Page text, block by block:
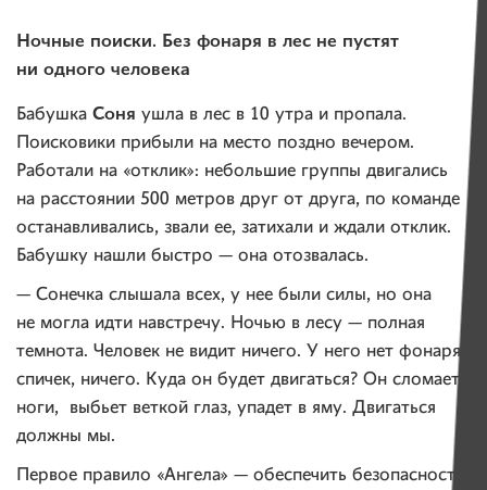
Ночные поиски. Без фонаря в лес не пустят
ни одного человека
Бабушка Соня ушла в лес в 10 утра и пропала.
Поисковики прибыли на место поздно вечером.
Работали на «отклик»: небольшие группы двигались
на расстоянии 500 метров друг от друга, по команде
останавливались, звали ее, затихали и ждали отклик.
Бабушку нашли быстро — она отозвалась.
— Сонечка слышала всех, у нее были силы, но она
не могла идти навстречу. Ночью в лесу — полная
темнота. Человек не видит ничего. У него нет фонаря,
спичек, ничего. Куда он будет двигаться? Он сломает
ноги, выбьет веткой глаз, упадет в яму. Двигаться
должны мы.
Первое правило «Ангела» — обеспечить безопасность